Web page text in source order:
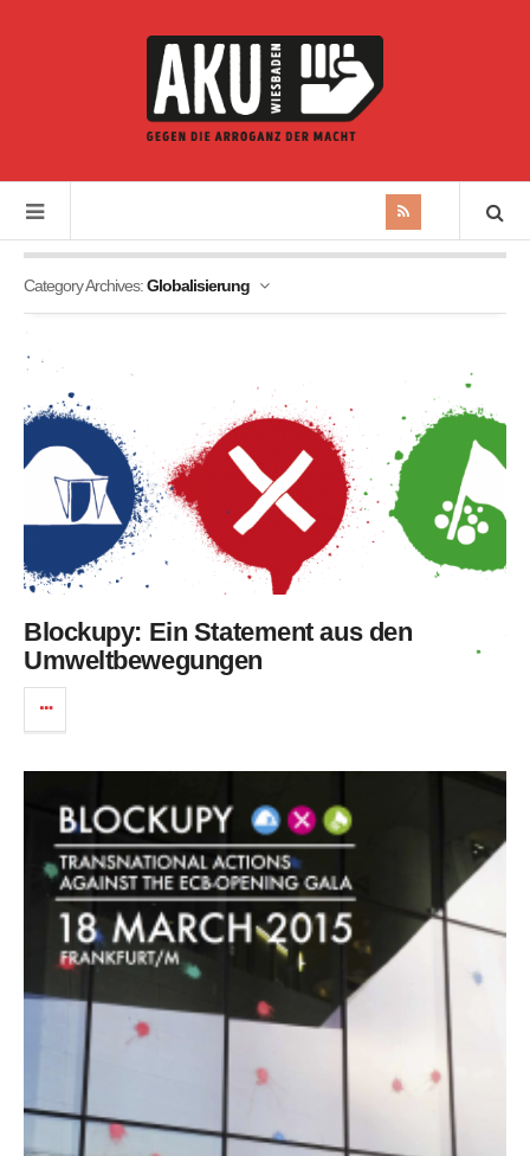
Category Archives:Globalisierung
Blockupy: Ein Statement aus den
Umweltbewegungen